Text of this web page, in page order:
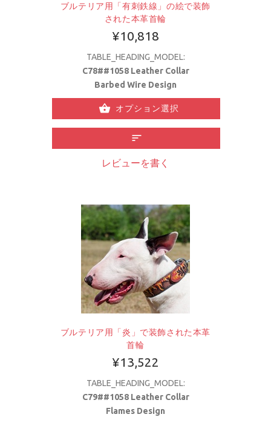
ブルテリア用「有刺鉄線」の絵で装飾
された本革首輪
¥10,818
TABLE_HEADING_MODEL:
C78##1058 Leather Collar
Barbed Wire Design
オプション選択
レビューを書く
ブルテリア用「炎」で装飾された本革
首輪
¥13,522
TABLE_HEADING_MODEL:
C79##1058 Leather Collar
Flames Design